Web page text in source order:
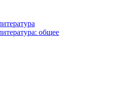
общее